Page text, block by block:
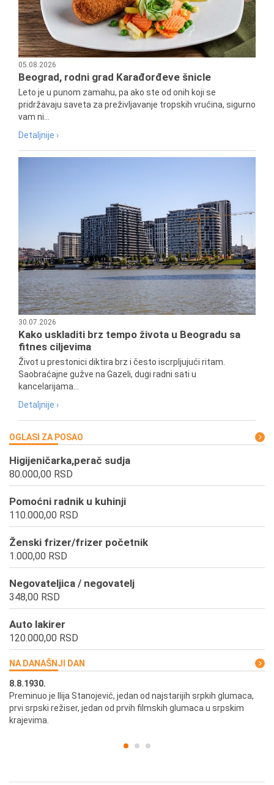
05.08.2026
Beograd, rodni grad Karađorđeve šnicle
Leto je u punom zamahu, pa ako ste od onih koji se
pridržavaju saveta za preživljavanje tropskih vrućina, sigurno
vam ni...
Detaljnije ›
30.07.2026
Kako uskladiti brz tempo života u Beogradu sa
fitnes ciljevima
Život u prestonici diktira brz i često iscrpljujući ritam.
Saobraćajne gužve na Gazeli, dugi radni sati u
kancelarijama...
Detaljnije ›
OGLASI ZA POSAO
Higijeničarka,perač sudja
80.000,00 RSD
Pomoćni radnik u kuhinji
110.000,00 RSD
Ženski frizer/frizer početnik
1.000,00 RSD
Negovateljica / negovatelj
348,00 RSD
Auto lakirer
120.000,00 RSD
NA DANAŠNJI DAN
8.8.1930.
Preminuo je Ilija Stanojević, jedan od najstarijih srpkih glumaca,
prvi srpski režiser, jedan od prvih filmskih glumaca u srpskim
krajevima.